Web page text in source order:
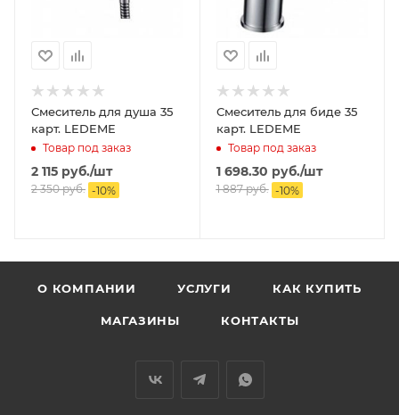
Смеситель для душа 35
карт. LEDEME
Товар под заказ
2 115 руб./шт
2 350руб. -10%
Смеситель для биде 35
карт. LEDEME
Товар под заказ
1 698.30 руб./шт
1 887руб. -10%
О КОМПАНИИ УСЛУГИ КАК КУПИТЬ
МАГАЗИНЫ КОНТАКТЫ